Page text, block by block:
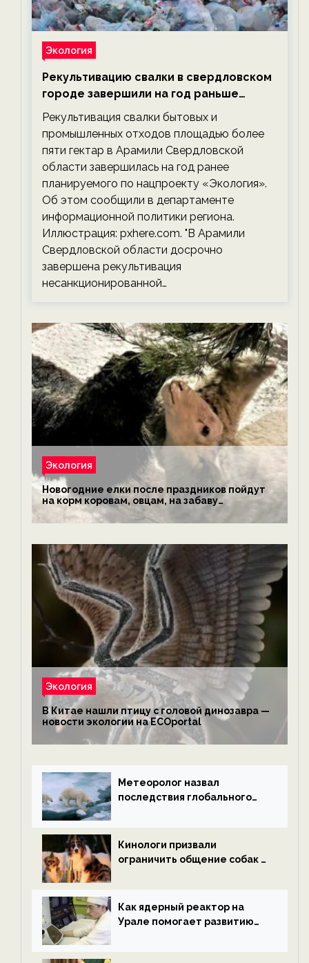
Экология
Рекультивацию свалки в свердловском
городе завершили на год раньше
планируемого срока — новости
экологии на ECOportal
Рекультивация свалки бытовых и
промышленных отходов площадью более
пяти гектар в Арамили Свердловской
области завершилась на год ранее
планируемого по нацпроекту «Экология».
Об этом сообщили в департаменте
информационной политики региона.
Иллюстрация: pxhere.com. "В Арамили
Свердловской области досрочно
завершена рекультивация
несанкционированной…
Экология
Новогодние елки после праздников пойдут
на корм коровам, овцам, на забаву
обезьянам, львам и леопардам — новости
экологии на ECOportal
Экология
В Китае нашли птицу с головой динозавра —
новости экологии на ECOportal
Метеоролог назвал
последствия глобального
ECOportal
Кинологи призвали
ограничить общение собак с
ECOportal
Как ядерный реактор на
Урале помогает развитию